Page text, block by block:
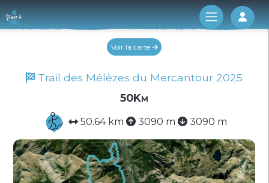
Log
Voir la carte
Trail des Mélèzes du Mercantour 2025
50Km
50.64 km 3090 m 3090 m